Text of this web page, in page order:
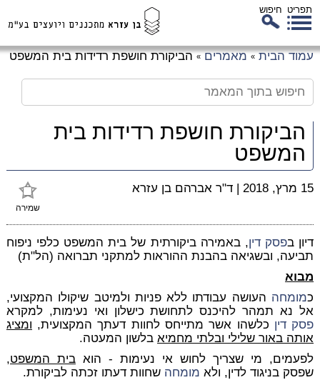
תפריט חיפוש
עמוד הבית » מאמרים » הביקורת חושפת רדידות בית המשפט
הביקורת חושפת רדידות בית
המשפט
שמירה
15 מרץ, 2018 | ד"ר אברהם בן עזרא
דיון בפסק דין, באמירה ביקורתית של בית המשפט כלפי ניפוח
תביעה, ובשגיאה בהבנת ההוראות למתקני תברואה (הל"ת)
מבוא
כמומחה העושה עבודתו ללא פניות ולמיטב שיקולו המקצועי,
אל נא תמהר להיכנס לתחושת כישלון ואי נעימות, למקרא
פסק דין כלשהו אשר מתייחס לחוות דעתך המקצועית, ומציג
אותה באור שלילי ובלתי מחמיאבלשון המעטה.
לפעמים, מי שצריך לחוש אי נעימות - הואבית המשפט,
שפסק בניגוד לדין, ולא מומחה שחוות דעתו זכתה לביקורת.